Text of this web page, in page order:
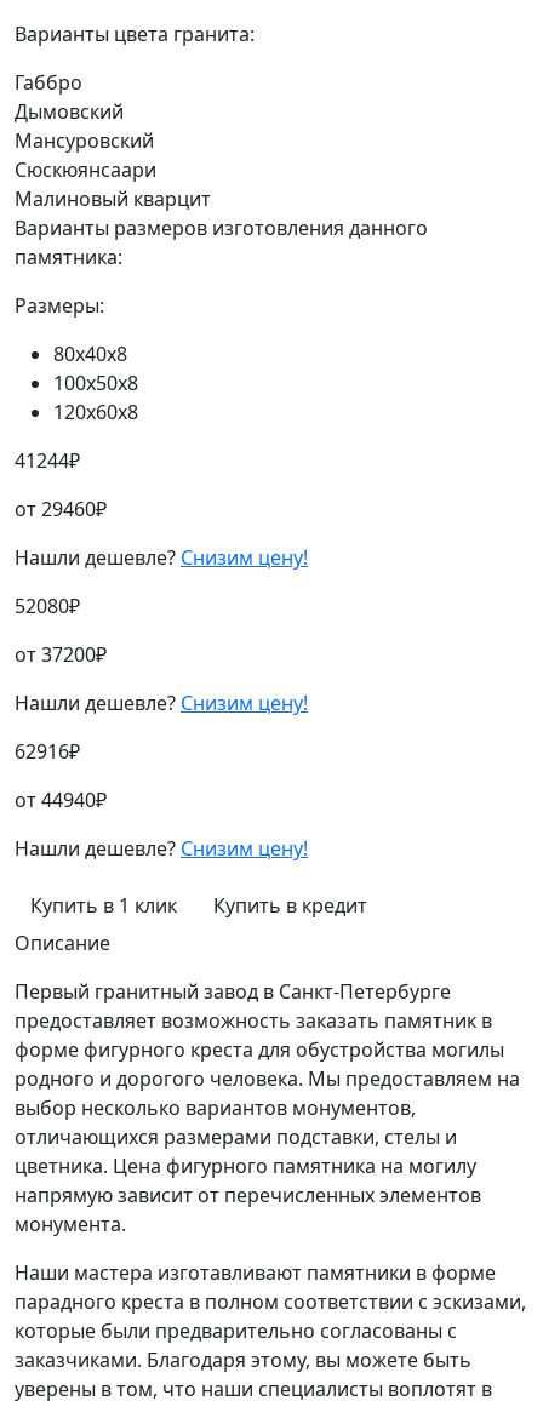
Варианты цвета гранита:
Габбро
Дымовский
Мансуровский
Сюскюянсаари
Малиновый кварцит
Варианты размеров изготовления данного
памятника:
Размеры:
80х40х8
100х50х8
120х60х8
41244₽
от29460₽
Нашли дешевле? Снизим цену!
52080₽
от37200₽
Нашли дешевле? Снизим цену!
62916₽
от44940₽
Нашли дешевле? Снизим цену!
Купить в 1 клик
Купить в кредит
Описание
Первый гранитный завод в Санкт-Петербурге
предоставляет возможность заказать памятник в
форме фигурного креста для обустройства могилы
родного и дорогого человека. Мы предоставляем на
выбор несколько вариантов монументов,
отличающихся размерами подставки, стелы и
цветника. Цена фигурного памятника на могилу
напрямую зависит от перечисленных элементов
монумента.
Наши мастера изготавливают памятники в форме
парадного креста в полном соответствии с эскизами,
которые были предварительно согласованы с
заказчиками. Благодаря этому, вы можете быть
уверены в том, что наши специалисты воплотят в